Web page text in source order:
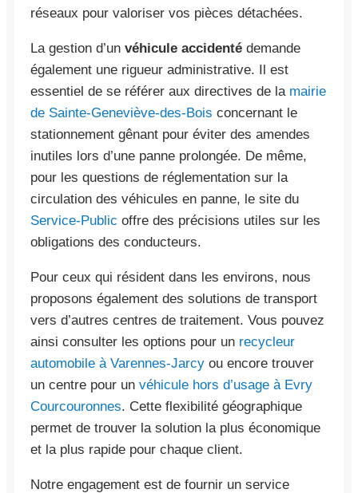
réseaux pour valoriser vos pièces détachées.
La gestion d’un véhicule accidenté demande
également une rigueur administrative. Il est
essentiel de se référer aux directives de la mairie
de Sainte-Geneviève-des-Bois concernant le
stationnement gênant pour éviter des amendes
inutiles lors d’une panne prolongée. De même,
pour les questions de réglementation sur la
circulation des véhicules en panne, le site du
Service-Public offre des précisions utiles sur les
obligations des conducteurs.
Pour ceux qui résident dans les environs, nous
proposons également des solutions de transport
vers d’autres centres de traitement. Vous pouvez
ainsi consulter les options pour un recycleur
automobile à Varennes-Jarcy ou encore trouver
un centre pour un véhicule hors d’usage à Evry
Courcouronnes. Cette flexibilité géographique
permet de trouver la solution la plus économique
et la plus rapide pour chaque client.
Notre engagement est de fournir un service